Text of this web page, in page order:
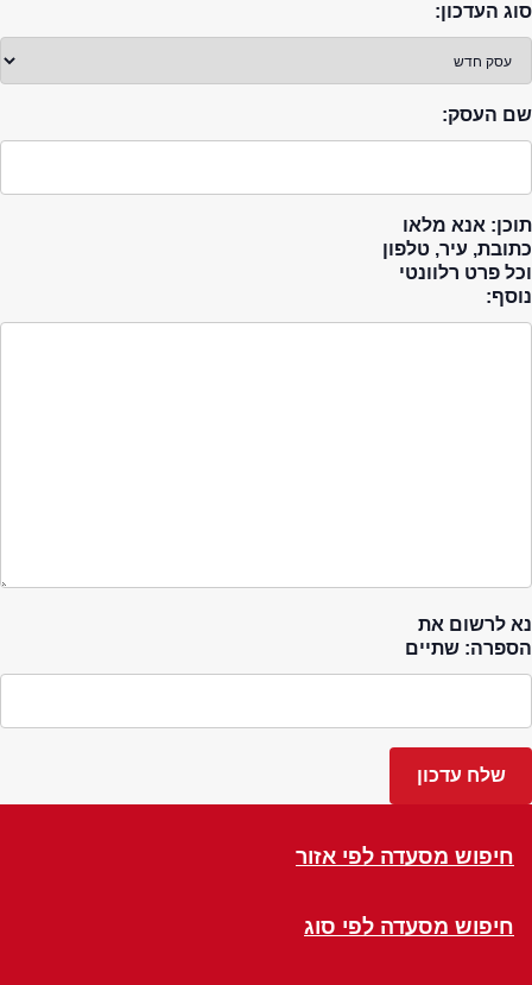
סוג העדכון:
שם העסק:
תוכן: אנא מלאו
כתובת, עיר, טלפון
וכל פרט רלוונטי
נוסף:
נא לרשום את
הספרה: שתיים
חיפוש מסעדה לפי אזור
חיפוש מסעדה לפי סוג